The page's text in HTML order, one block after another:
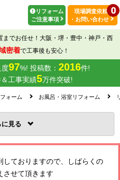
リフォーム
ご注意事項
0
現場調査依頼
・お問い合わせ
でお任せ！大阪・堺・豊中・神戸・西
密着で工事後も安心！
度97%! 投稿数： 2016件!
工事実績5万件突破!
ォーム お風呂・浴室リフォーム
ておりますので、しばらくの
させて頂きます